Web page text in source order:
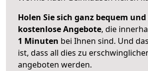
Holen Sie sich ganz bequem
kostenlose Angebote, die
1 Minuten bei Ihnen sind. Und
ist, dass all dies zu
angeboten werden.